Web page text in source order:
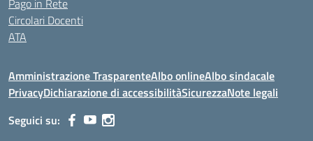
Pago in Rete
Circolari Docenti
ATA
Amministrazione TrasparenteAlbo onlineAlbo sindacale
PrivacyDichiarazione di accessibilitàSicurezzaNote legali
Seguici su: